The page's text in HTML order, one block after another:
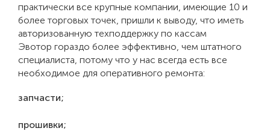
практически все крупные компании, имеющие 10 и
более торговых точек, пришли к выводу, что иметь
авторизованную техподдержку по кассам
Эвотор гораздо более эффективно, чем штатного
специалиста, потому что у нас всегда есть все
необходимое для оперативного ремонта:
запчасти;
прошивки;